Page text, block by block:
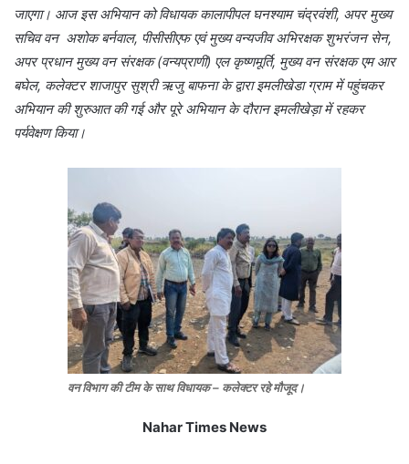
जाएगा। आज इस अभियान को विधायक कालापीपल घनश्याम चंद्रवंशी, अपर मुख्य
सचिव वन अशोक बर्नवाल, पीसीसीएफ एवं मुख्य वन्यजीव अभिरक्षक शुभरंजन सेन,
अपर प्रधान मुख्य वन संरक्षक (वन्यप्राणी) एल कृष्णमूर्ति, मुख्य वन संरक्षक एम आर
बघेल, कलेक्टर शाजापुर सुश्री ऋजु बाफना के द्वारा इमलीखेडा ग्राम में पहुंचकर
अभियान की शुरुआत की गई और पूरे अभियान के दौरान इमलीखेड़ा में रहकर
पर्यवेक्षण किया।
वन विभाग की टीम के साथ विधायक – कलेक्टर रहे मौजूद।
Nahar Times News